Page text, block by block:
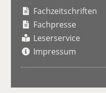
Fachzeitschriften
Fachpresse
Leserservice
Impressum